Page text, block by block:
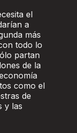
el
a
más
todo lo
partan
de la
como el
de
y las